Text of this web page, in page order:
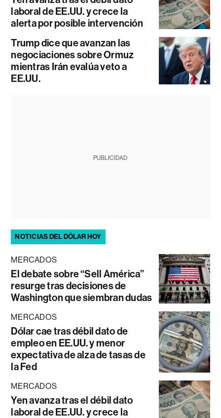
laboral de EE.UU. y crece la
alerta por posible intervención
Trump dice que avanzan las
negociaciones sobre Ormuz
mientras Irán evalúa veto a
EE.UU.
PUBLICIDAD
NOTICIAS DEL DÓLAR HOY
MERCADOS
El debate sobre “Sell América”
resurge tras decisiones de
Washington que siembran dudas
MERCADOS
Dólar cae tras débil dato de
empleo en EE.UU. y menor
expectativa de alza de tasas de
la Fed
MERCADOS
Yen avanza tras el débil dato
laboral de EE.UU. y crece la